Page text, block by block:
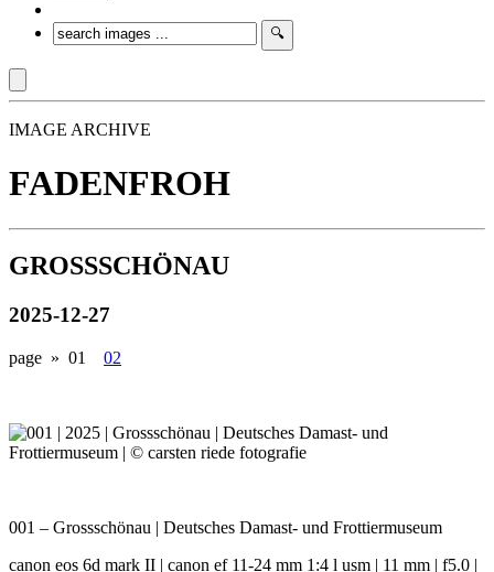
IMAGE ARCHIVE
FADENFROH
GROSSSCHÖNAU
2025-12-27
page » 01 02
001 – Grossschönau | Deutsches Damast- und Frottiermuseum
canon eos 6d mark II | canon ef 11-24 mm 1:4 l usm | 11 mm | f5.0 |